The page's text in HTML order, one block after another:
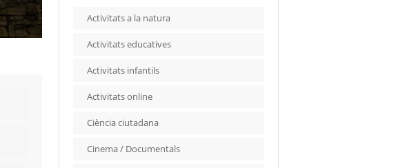
Activitats a la natura
Activitats educatives
Activitats infantils
Activitats online
Ciència ciutadana
Cinema / Documentals